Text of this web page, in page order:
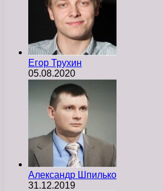
Егор Трухин
05.08.2020
Александр Шпилько
31.12.2019